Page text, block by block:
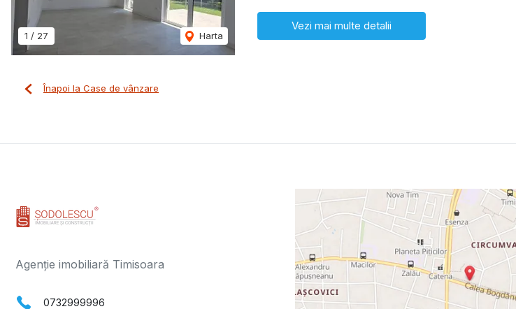
1 / 27 Harta
Vezi mai multe detalii
Înapoi la Case de vânzare
Agenție imobiliară Timisoara
0732999996